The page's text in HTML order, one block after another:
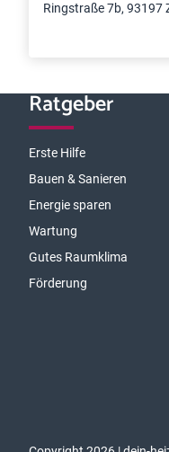
Ringstraße 7b, 93197
Ratgeber
Erste Hilfe
Bauen & Sanieren
Energie sparen
Wartung
Gutes Raumklima
Förderung